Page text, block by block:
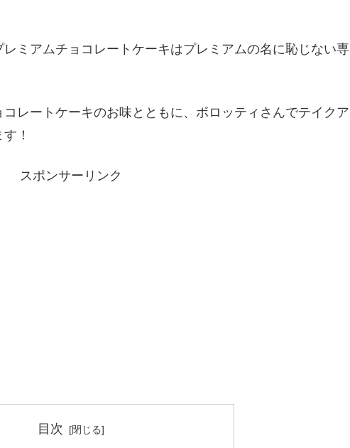
ミアムチョコレートケーキはプレミアムの名に恥じない専
レートケーキのお味とともに、ボロッティさんでテイクア
！
スポンサーリンク
目次